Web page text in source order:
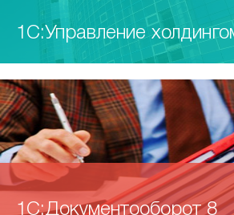
1С:Управление
1С:Документооборот 8